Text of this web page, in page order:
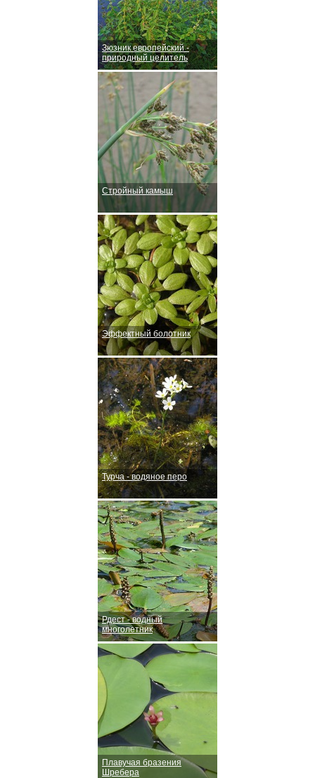
Зюзник европейский -
природный целитель
Стройный камыш
Эффектный болотник
Турча - водяное перо
Рдест - водный
многолетник
Плавучая бразения
Шребера